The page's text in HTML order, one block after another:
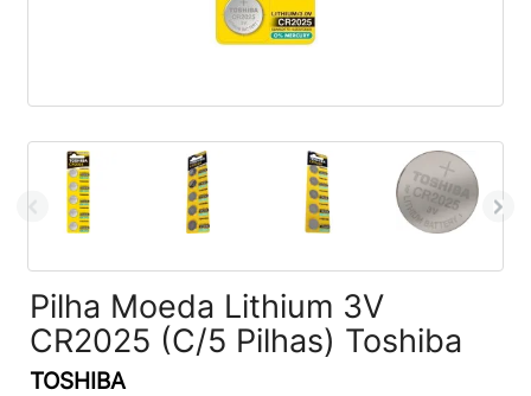
Pilha Moeda Lithium 3V
CR2025 (C/5 Pilhas) Toshiba
TOSHIBA